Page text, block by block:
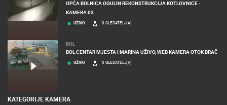
OPĆA BOLNICA OGULIN REKONSTRUKCIJA KOTLOVNICE -
KAMERA 03
UŽIVO 0 GLEDATELJ(A)
BOL
BOL CENTAR MJESTA I MARINA UŽIVO, WEB KAMERA OTOK BRAČ
UŽIVO 0 GLEDATELJ(A)
KATEGORIJE KAMERA